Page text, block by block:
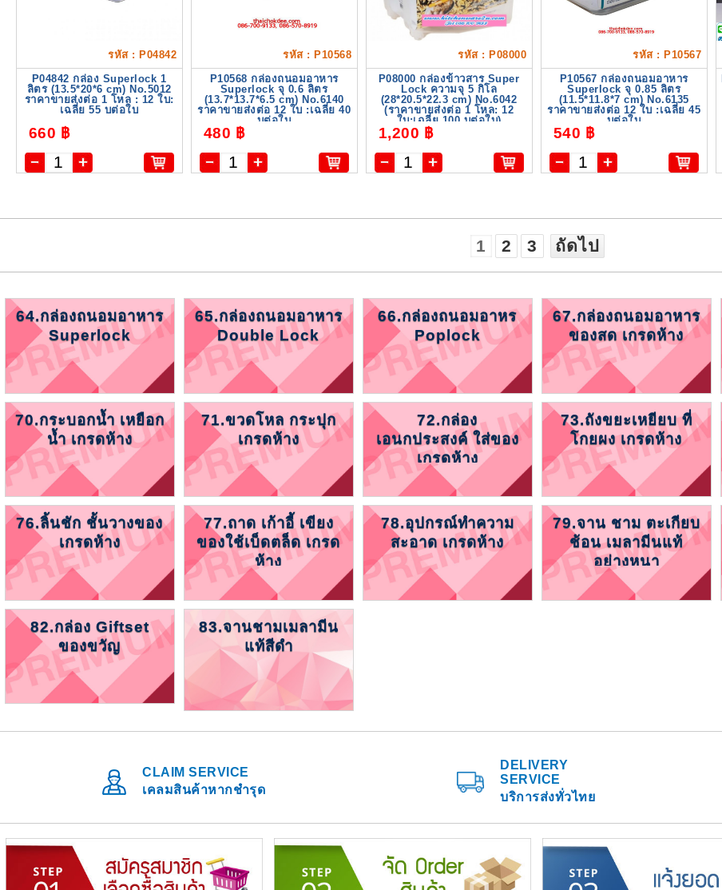
รหัส : P04842
P04842 กล่อง Superlock 1
ลิตร (13.5*20*6 cm) No.5012
ราคาขายส่งต่อ 1 โหล : 12 ใบ:
เฉลี่ย 55 บต่อใบ
660 ฿
รหัส : P10568
P10568 กล่องถนอมอาหาร
Superlock จุ 0.6 ลิตร
(13.7*13.7*6.5 cm) No.6140
ราคาขายส่งต่อ 12 ใบ :เฉลี่ย 40
บต่อใบ
480 ฿
รหัส : P08000
P08000 กล่องข้าวสาร Super
Lock ความจุ 5 กิโล
(28*20.5*22.3 cm) No.6042
(ราคาขายส่งต่อ 1 โหล: 12
ใบ:เฉลี่ย 100 บต่อใบ)
1,200 ฿
รหัส : P10567
P10567 กล่องถนอมอาหาร
Superlock จุ 0.85 ลิตร
(11.5*11.8*7 cm) No.6135
ราคาขายส่งต่อ 12 ใบ :เฉลี่ย 45
บต่อใบ
540 ฿
1 2 3 ถัดไป
64.กล่องถนอมอาหาร
Superlock
65.กล่องถนอมอาหาร
Double Lock
66.กล่องถนอมอาหร
Poplock
67.กล่องถนอมอาหาร
ของสด เกรดห้าง
70.กระบอกน้ำ เหยือก
น้ำ เกรดห้าง
71.ขวดโหล กระปุก
เกรดห้าง
72.กล่อง
เอนกประสงค์ ใส่ของ
เกรดห้าง
73.ถังขยะเหยียบ ที่
โกยผง เกรดห้าง
76.ลิ้นชัก ชั้นวางของ
เกรดห้าง
77.ถาด เก้าอี้ เขียง
ของใช้เบ็ดตล็ด เกรด
ห้าง
78.อุปกรณ์ทำความ
สะอาด เกรดห้าง
79.จาน ชาม ตะเกียบ
ช้อน เมลามีนแท้
อย่างหนา
82.กล่อง Giftset
ของขวัญ
83.จานชามเมลามีน
แท้สีดำ
CLAIM SERVICE
เคลมสินค้าหากชำรุด
DELIVERY
SERVICE
บริการส่งทั่วไทย